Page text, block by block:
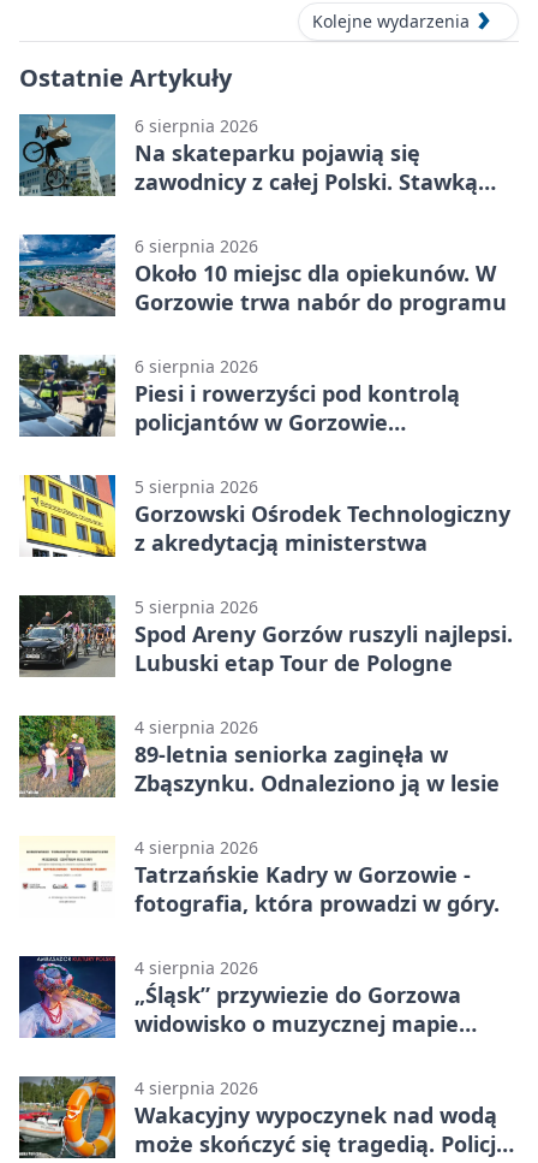
Kolejne wydarzenia
Ostatnie Artykuły
6 sierpnia 2026
Na skateparku pojawią się
zawodnicy z całej Polski. Stawką
6 sierpnia 2026
Około 10 miejsc dla opiekunów. W
Gorzowie trwa nabór do programu
6 sierpnia 2026
Piesi i rowerzyści pod kontrolą
policjantów w Gorzowie
5 sierpnia 2026
Gorzowski Ośrodek Technologiczny
z akredytacją ministerstwa
5 sierpnia 2026
Spod Areny Gorzów ruszyli najlepsi.
Lubuski etap Tour de Pologne
4 sierpnia 2026
89-letnia seniorka zaginęła w
Zbąszynku. Odnaleziono ją w lesie
4 sierpnia 2026
Tatrzańskie Kadry w Gorzowie -
fotografia, która prowadzi w góry.
4 sierpnia 2026
„Śląsk” przywiezie do Gorzowa
widowisko o muzycznej mapie
4 sierpnia 2026
Wakacyjny wypoczynek nad wodą
może skończyć się tragedią. Policja